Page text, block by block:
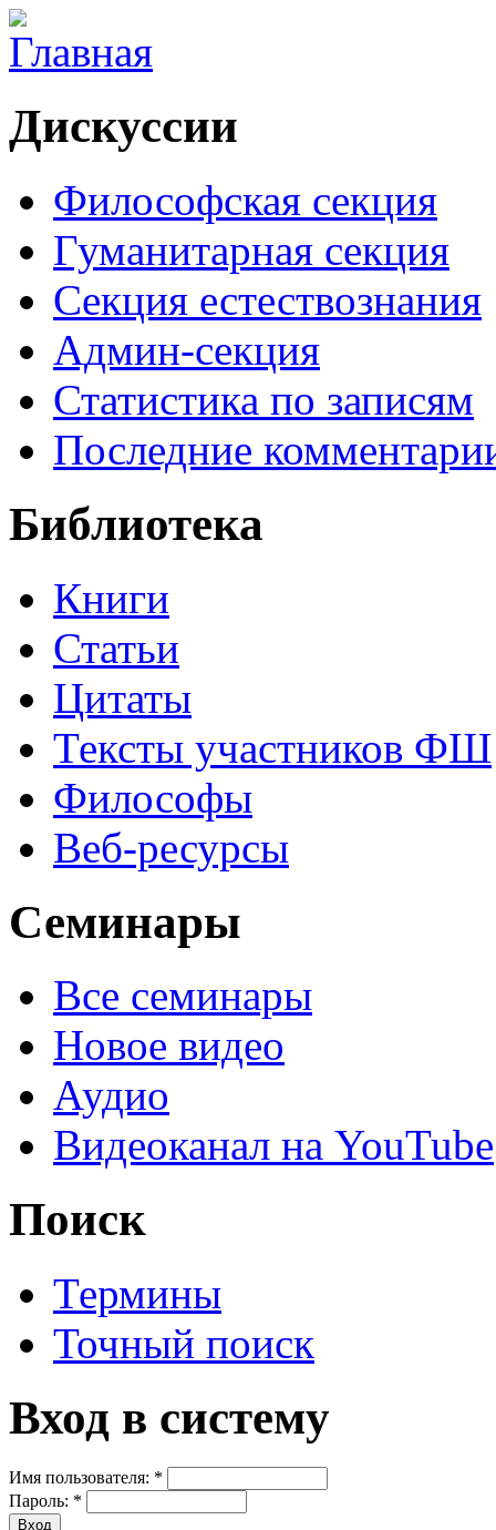
Дискуссии
Философская секция
Гуманитарная секция
Секция естествознания
Админ-секция
Статистика по записям
Последние
Библиотека
Книги
Статьи
Цитаты
Тексты участников ФШ
Философы
Веб-ресурсы
Семинары
Все семинары
Новое видео
Аудио
Видеоканал на YouTube
Поиск
Термины
Точный поиск
Вход в систему
Имя пользователя: *
Пароль: *